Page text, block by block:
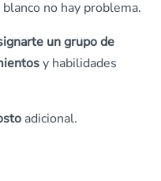
no hay problema.
un grupo de
y habilidades
adicional.